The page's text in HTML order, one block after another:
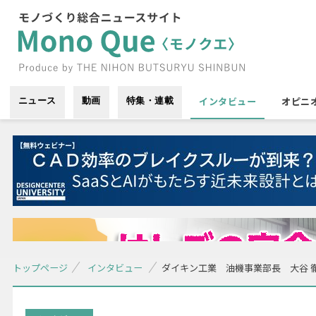
ニュース 動画 特集・連載 インタビュー オピニ
トップページ インタビュー ダイキン工業 油機事業部長 大谷